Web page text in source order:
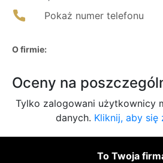
Pokaż numer telefonu
O firmie:
Oceny na
Tylko zalogowani użytkownicy
danych. Kliknij, aby się
To Twoja